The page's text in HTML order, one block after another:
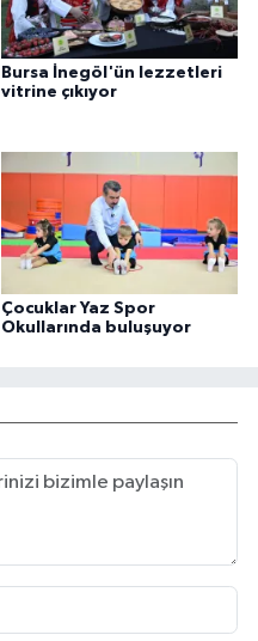
Bursa İnegöl'ün lezzetleri
vitrine çıkıyor
Çocuklar Yaz Spor
Okullarında buluşuyor